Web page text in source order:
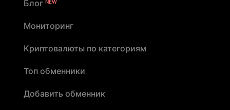
Блог NEW
Мониторинг
Криптовалюты по категориям
Топ обменники
Добавить обменник